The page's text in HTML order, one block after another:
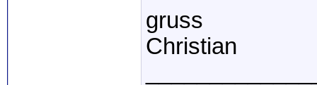
gruss
Christian